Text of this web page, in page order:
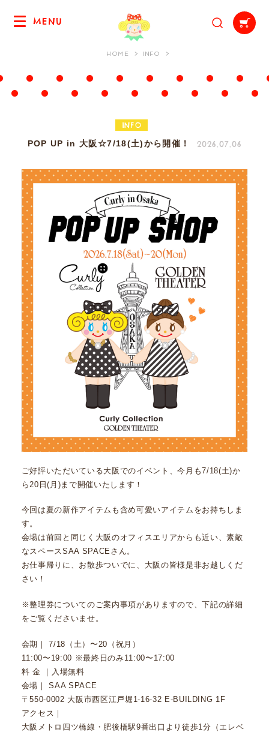
MENU
HOME INFO
INFO
POP UP in 大阪☆7/18(土)から開催！ 2026.07.06
ご好評いただいている大阪でのイベント、今月も7/18(土)か
ら20日(月)まで開催いたします！
今回は夏の新作アイテムも含め可愛いアイテムをお持ちしま
す。
会場は前回と同じく大阪のオフィスエリアからも近い、素敵
なスペースSAA SPACEさん。
お仕事帰りに、お散歩ついでに、大阪の皆様是非お越しくだ
さい！
※整理券についてのご案内事項がありますので、下記の詳細
をご覧くださいませ。
会期｜ 7/18（土）〜20（祝月）
11:00〜19:00 ※最終日のみ11:00〜17:00
料 金 ｜入場無料
会場｜ SAA SPACE
〒550-0002 大阪市西区江戸堀1-16-32 E-BUILDING 1F
アクセス｜
大阪メトロ四ツ橋線・肥後橋駅9番出口より徒歩1分（エレベ